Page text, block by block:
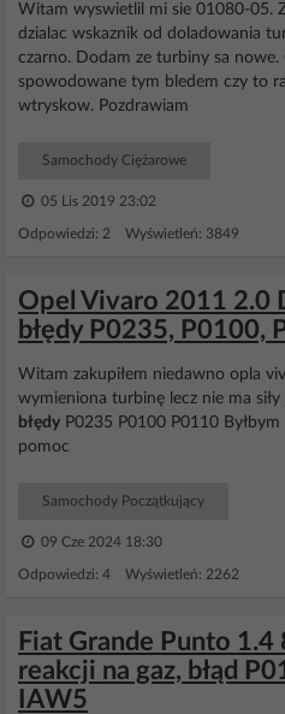
Witam wyswietlil mi sie 01080-05.
dzialac wskaznik od doladowania
czarno. Dodam ze turbiny sa
spowodowane tym bledem czy to
wtryskow. Pozdrawiam
Samochody Ciężarowe
05 Lis 2019 23:02
Odpowiedzi: 2 Wyświetleń: 3849
Opel Vivaro 2011 2.0
błędy P0235, P0100,
Witam zakupiłem niedawno opla
wymieniona turbinę lecz nie ma
błędy P0235 P0100 P0110
pomoc
Samochody Początkujący
09 Cze 2024 18:30
Odpowiedzi: 4 Wyświetleń: 2262
Fiat Grande Punto
reakcji na gaz, błąd
IAW5